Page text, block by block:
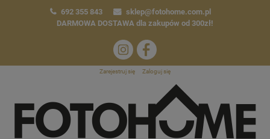
692 355 843
sklep@fotohome.com.pl
DARMOWA DOSTAWA dla zakupów od 300zł!
Zarejestruj się Zaloguj się